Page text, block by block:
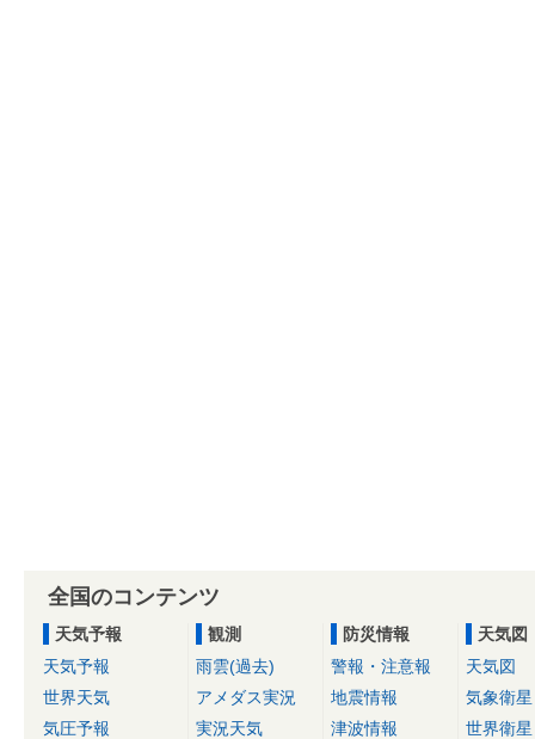
全国のコンテンツ
天気予報
天気予報
世界天気
気圧予報
観測
雨雲(過去)
アメダス実況
実況天気
防災情報
警報・注意報
地震情報
津波情報
天気図
天気図
気象衛星
世界衛星